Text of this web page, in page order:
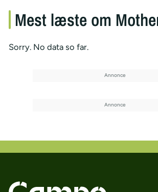
Mest læste om
Sorry. No data so far.